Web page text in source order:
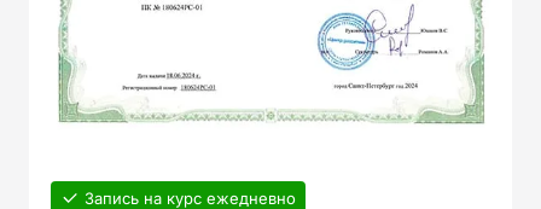
Запись на курс ежедневно